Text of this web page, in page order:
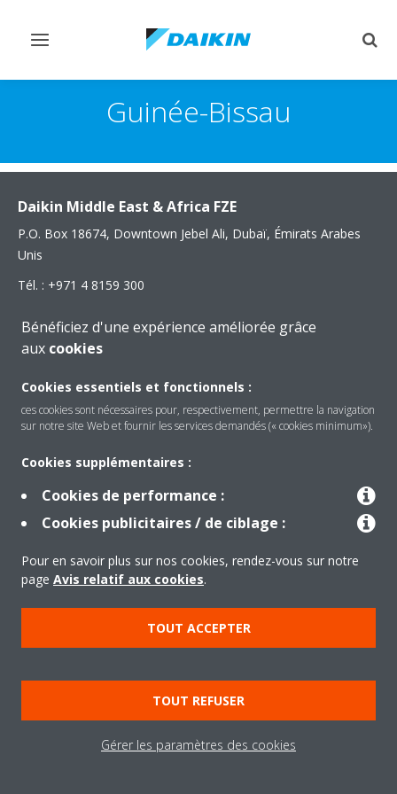
Afficher/masquer
Guinée-Bissau
Daikin Middle East & Africa FZE
P.O. Box 18674, Downtown Jebel Ali, Dubaï, Émirats Arabes
Unis
Tél. : +971 4 8159 300
e-mail :info@daikinmea.com
Produits
Solutions
À propos de Daikin
Legal notice
Cookie notice Data privacy Corporate ethics
Bénéficiez d'une expérience améliorée grâce
aux cookies
Cookies essentiels et fonctionnels :
ces cookies sont nécessaires pour, respectivement, permettre la navigation
sur notre site Web et fournir les services demandés (« cookies minimum»).
Cookies supplémentaires :
Cookies de performance :
Cookies publicitaires / de ciblage :
Pour en savoir plus sur nos cookies, rendez-vous sur notre
page Avis relatif aux cookies.
TOUT ACCEPTER
TOUT REFUSER
Gérer les paramètres des cookies